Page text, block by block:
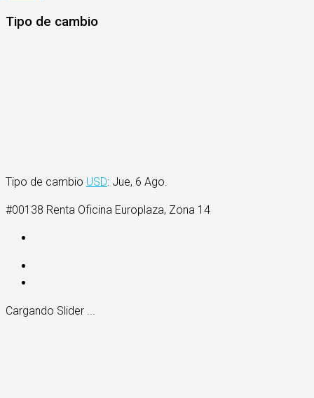
Tipo de cambio
Tipo de cambio USD: Jue, 6 Ago.
#00138 Renta Oficina Europlaza, Zona 14
Cargando Slider ...